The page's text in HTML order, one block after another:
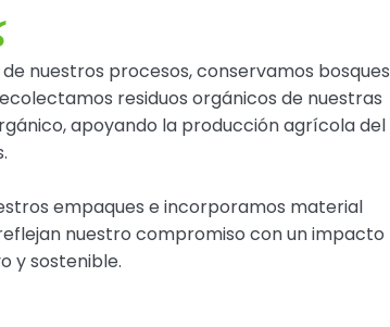
nuestros procesos, conservamos bosques
residuos orgánicos de nuestras
apoyando la producción agrícola del
empaques e incorporamos material
nuestro compromiso con un impacto
y sostenible.